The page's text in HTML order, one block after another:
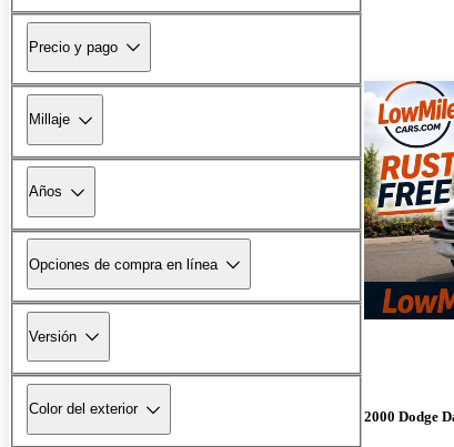
Precio y pago
Millaje
Años
Opciones de compra en línea
Versión
Color del exterior 2000 Dodge